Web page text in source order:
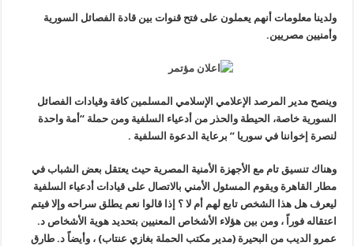
ولدينا معلومات أنهم يعملون على فتح قنوات بين قادة الفصائل السورية
وأمنيين مصريين.
وينصح مدير المرصد الإعلامي الإسلامي المسلمين كافة وقيادات الفصائل
السورية خاصة، الحيطة والحذر من أدعياء السلفية ومنحملة “أمة واحدة
لنصرة إخواننا في سوريا ” برعاية الدعوة السلفية .
وهناك تنسيق تام مع الأجهزة الأمنية المصرية حيث يعتقل بعض الشباب في
مطار القاهرة ويقوم المسئول الأمني بالاتصال على قيادات أدعياء السلفية
ليعرف هل هذا الشخص تابع لهم أم لا ؟ إذا قالوا نعم يطلق سراحه وإلا فيتم
اعتقاله فوراً ، ومن بين هؤلاء الأشخاص المعنيين بتحديد هوية الأشخاصد.
عمرو الديب من البحيرة (مدير مكتب الحملة بغازي عنتاب) ، وأيضاً د. طارق